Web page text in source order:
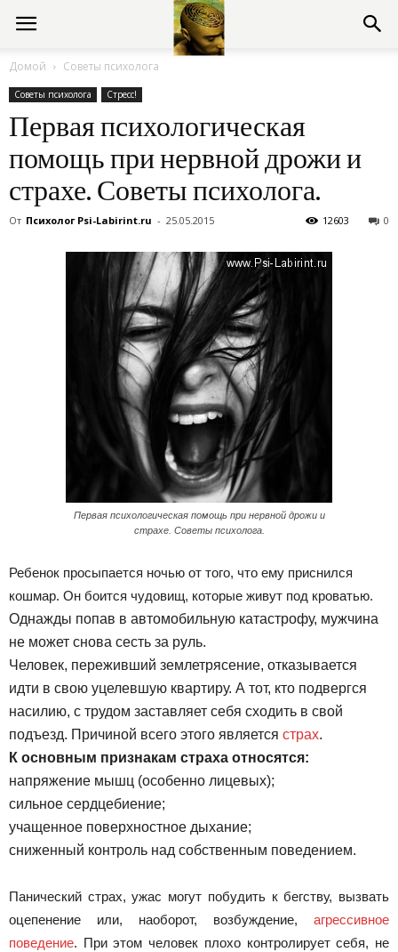
Консультации
психолога
Домой Советы психолога
Советы психолога Стресс!
Первая психологическая
помощь при нервной дрожи и
страхе. Советы психолога.
От Психолог Psi-Labirint.ru - 25.05.2015 0
12603
Первая психологическая помощь при нервной дрожи и
страхе. Советы психолога.
Ребенок просыпается ночью от того, что ему приснился
кошмар. Он боится чудовищ, которые живут под кроватью.
Однажды попав в автомобильную катастрофу, мужчина
не может снова сесть за руль.
Человек, переживший землетрясение, отказывается
идти в свою уцелевшую квартиру. А тот, кто подвергся
насилию, с трудом заставляет себя сходить в свой
подъезд. Причиной всего этого является страх.
К основным признакам страха относятся:
напряжение мышц (особенно лицевых);
сильное сердцебиение;
учащенное поверхностное дыхание;
сниженный контроль над собственным поведением.
Панический страх, ужас могут побудить к бегству, вызвать
оцепенение или, наоборот, возбуждение, агрессивное
поведение. При этом человек плохо контролирует себя, не